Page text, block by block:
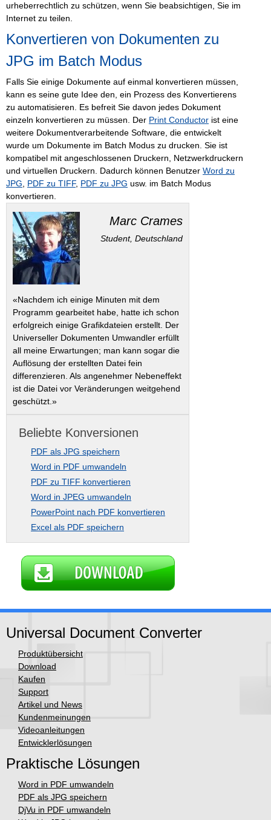
urheberrechtlich zu schützen, wenn Sie beabsichtigen, Sie im
Internet zu teilen.
Konvertieren von Dokumenten zu
JPG im Batch Modus
Falls Sie einige Dokumente auf einmal konvertieren müssen,
kann es seine gute Idee den, ein Prozess des Konvertierens
zu automatisieren. Es befreit Sie davon jedes Dokument
einzeln konvertieren zu müssen. Der Print Conductor ist eine
weitere Dokumentverarbeitende Software, die entwickelt
wurde um Dokumente im Batch Modus zu drucken. Sie ist
kompatibel mit angeschlossenen Druckern, Netzwerkdruckern
und virtuellen Druckern. Dadurch können Benutzer Word zu
JPG
PDF zu TIFF, PDF zu JPG usw. im Batch Modus
konvertieren.
Marc Crames
Student, Deutschland
«Nachdem ich einige Minuten mit dem
Programm gearbeitet habe, hatte ich schon
erfolgreich einige Grafikdateien erstellt. Der
Universeller Dokumenten Umwandler erfüllt
all meine Erwartungen; man kann sogar die
Auflösung der erstellten Datei fein
differenzieren. Als angenehmer Nebeneffekt
ist die Datei vor Veränderungen weitgehend
geschützt.»
Beliebte Konversionen
PDF als JPG speichern
Word in PDF umwandeln
PDF zu TIFF konvertieren
Word in JPEG umwandeln
PowerPoint nach PDF konvertieren
Excel als PDF speichern
Universal Document Converter
Produktübersicht
Download
Kaufen
Support
Artikel und News
Kundenmeinungen
Videoanleitungen
Entwicklerlösungen
Praktische Lösungen
Word in PDF umwandeln
PDF als JPG speichern
DjVu in PDF umwandeln